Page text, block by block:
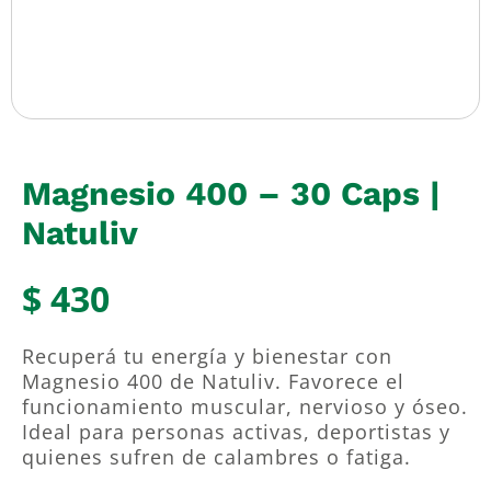
Magnesio 400 – 30 Caps |
Natuliv
$ 430
Recuperá tu energía y bienestar con
Magnesio 400 de Natuliv. Favorece el
funcionamiento muscular, nervioso y óseo.
Ideal para personas activas, deportistas y
quienes sufren de calambres o fatiga.